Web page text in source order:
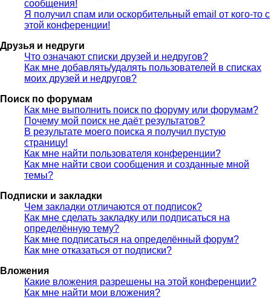
сообщения!
Я получил спам или оскорбительный email от кого-то с
этой конференции!
Друзья и недруги
Что означают списки друзей и недругов?
Как мне добавлять/удалять пользователей в списках
моих друзей и недругов?
Поиск по форумам
Как мне выполнить поиск по форуму или форумам?
Почему мой поиск не даёт результатов?
В результате моего поиска я получил пустую
страницу!
Как мне найти пользователя конференции?
Как мне найти свои сообщения и созданные мной
темы?
Подписки и закладки
Чем закладки отличаются от подписок?
Как мне сделать закладку или подписаться на
определённую тему?
Как мне подписаться на определённый форум?
Как мне отказаться от подписки?
Вложения
Какие вложения разрешены на этой конференции?
Как мне найти мои вложения?